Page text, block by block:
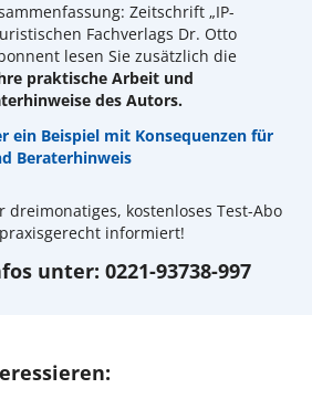
Zeitschrift „IP-
Fachverlags Dr. Otto
lesen Sie zusätzlich die
praktische Arbeit und
des Autors.
ein Beispiel mit Konsequenzen für
Beraterhinweis
dreimonatiges, kostenloses Test-Abo
informiert!
unter: 0221-93738-997